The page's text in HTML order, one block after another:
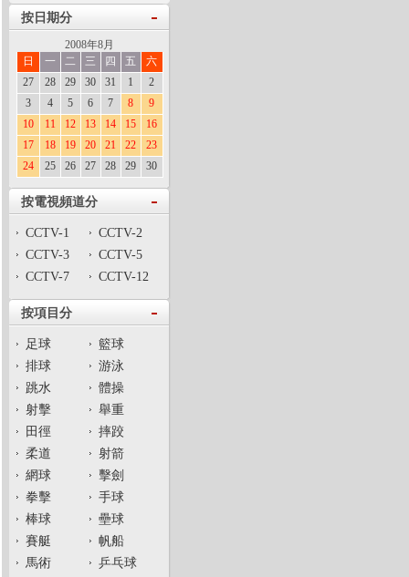
按日期分
2008年8月
日
一 二 三 四 五
六
27
28 29 30 31 1
2
3
4 5 6 7 8
9
10
11 12 13 14 15
16
17
18 19 20 21 22
23
24
25 26 27 28 29 30
按電視頻道分
CCTV-1
CCTV-2
CCTV-3
CCTV-5
CCTV-7
CCTV-12
按項目分
足球
籃球
排球
游泳
跳水
體操
射擊
舉重
田徑
摔跤
柔道
射箭
網球
擊劍
拳擊
手球
棒球
壘球
賽艇
帆船
馬術
乒乓球